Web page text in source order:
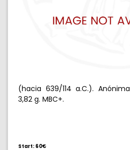
(hacia 639/114 a.C.).
3,82 g. MBC+.
Start: 60€